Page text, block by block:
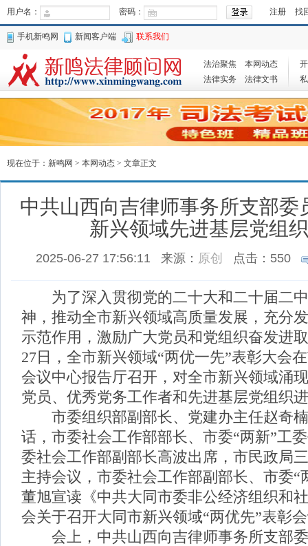
用户名： 密码： 注册 找
手机新鸣网 新闻客户端 联系我们
法治聚焦
本网动态
法律实务
法律文书
现在位于： 新鸣网 > 本网动态 > 文章正文
中共山西向吉律师事务所支部委
新兴领域先进基层党组
2025-06-27 17:56:11 来源： 原创 点击： 550
为了深入贯彻党的二十大和二十届二中
神，推动全市新兴领域高质量发展，充分
示范作用，激励广大党员和党组织奋发进
27日，全市新兴领域“两优一先”表彰大会
会议中心报告厅召开，对全市新兴领域涌
党员、优秀党务工作者和先进基层党组织
市委组织部副部长、党建办主任赵奇楠
话，市委社会工作部部长、市委“两新”工
委社会工作部副部长高波出席，市民政局
主持会议，市委社会工作部副部长、市委“
董旭宣读《中共大同市委非公经济组织和
会关于召开大同市新兴领域“两优先”表彰
会上，中共山西向吉律师事务所支部委